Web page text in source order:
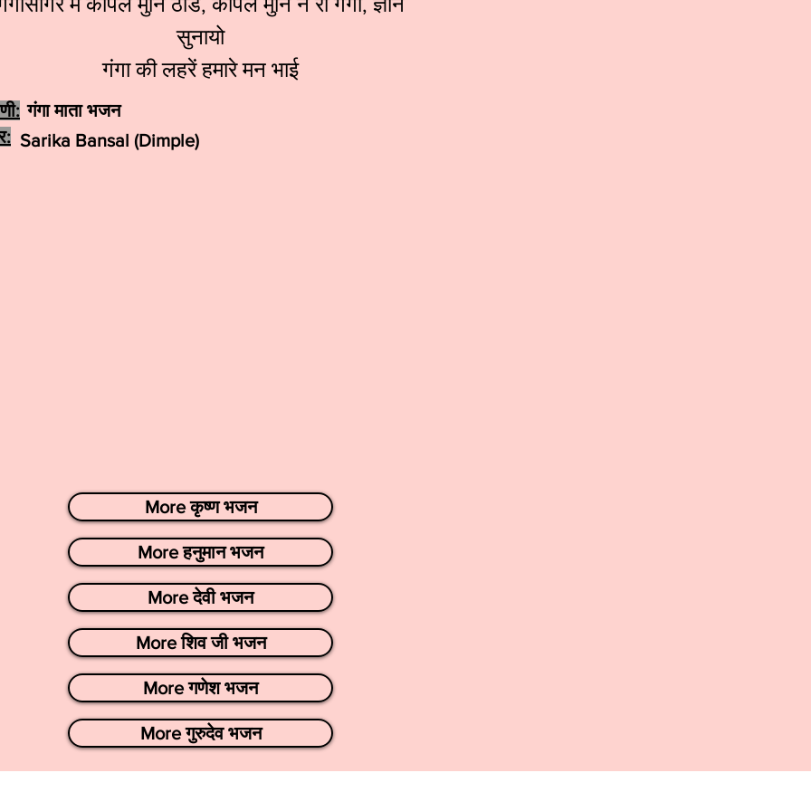
सुनायो
गंगा की लहरें हमारे मन भाई
गंगा माता भजन
Sarika Bansal (Dimple)
More कृष्ण भजन
More हनुमान भजन
More देवी भजन
More शिव जी भजन
More गणेश भजन
More गुरुदेव भजन